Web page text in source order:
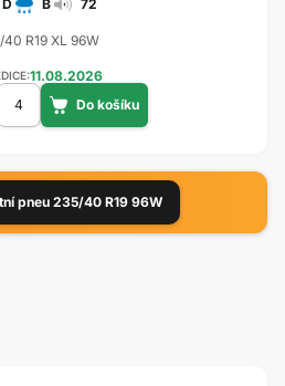
D
B 72
40 R19 XL 96W
11.08.2026
pneu 235/40 R19 96W